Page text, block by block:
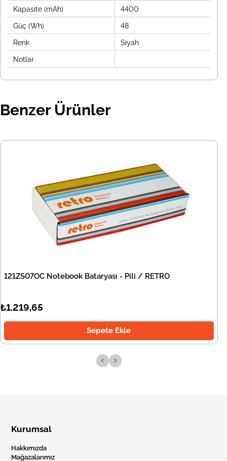
Kapasite (mAh) 4400
Güç (Wh) 48
Renk Siyah
Notlar
Benzer Ürünler
121ZS07OC Notebook Bataryası - Pili / RETRO
₺1.219,65
Sepete Ekle
‹ ›
Kurumsal
Hakkımızda
Mağazalarımız